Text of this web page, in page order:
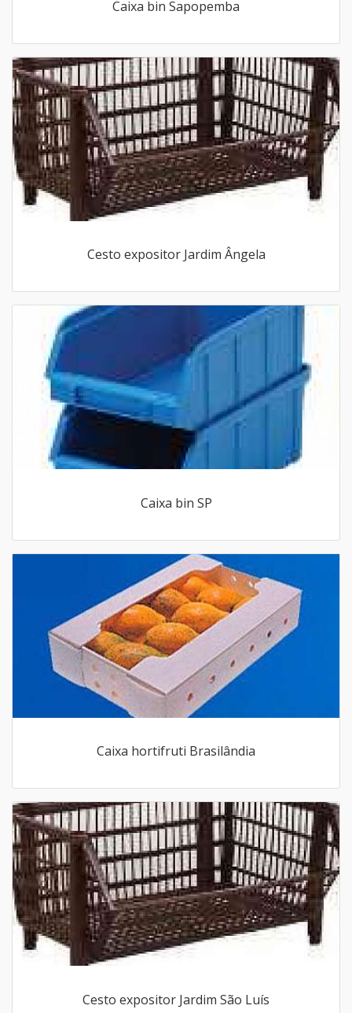
Caixa bin Sapopemba
Cesto expositor Jardim Ângela
Caixa bin SP
Caixa hortifruti Brasilândia
Cesto expositor Jardim São Luís